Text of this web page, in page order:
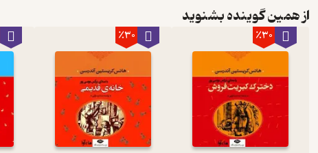
از همین گوینده بشنوید
٪30 ٪30